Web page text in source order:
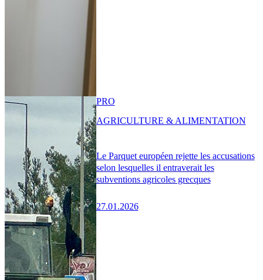
Le Parquet européen rejette les accusations
selon lesquelles il entraverait les
subventions agricoles grecques
27.01.2026
PRO
AGRICULTURE & ALIMENTATION